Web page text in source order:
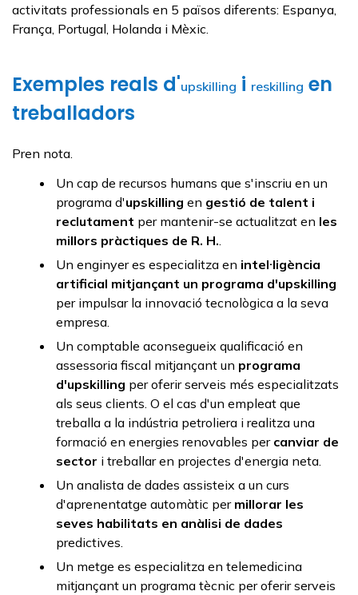
activitats professionals en 5 països diferents: Espanya,
França, Portugal, Holanda i Mèxic.
Exemples reals d'upskilling i reskilling en
treballadors
Pren nota.
Un cap de recursos humans que s'inscriu en un
programa d'upskilling en gestió de talent i
reclutament per mantenir-se actualitzat en les
millors pràctiques de R. H.
Un enginyer es especialitza en intel·ligència
artificial mitjançant un programa d'upskilling
per impulsar la innovació tecnològica a la seva
empresa.
Un comptable aconsegueix qualificació en
assessoria fiscal mitjançant un programa
d'upskilling per oferir serveis més especialitzats
als seus clients. O el cas d'un empleat que
treballa a la indústria petroliera i realitza una
formació en energies renovables per canviar de
sector i treballar en projectes d'energia neta.
Un analista de dades assisteix a un curs
d'aprenentatge automàtic per millorar les
seves habilitats en anàlisi de dades
predictives.
Un metge es especialitza en telemedicina
mitjançant un programa tècnic per oferir serveis